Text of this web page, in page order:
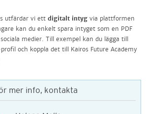
utfärdar vi ett digitalt intyg via plattformen
kan du enkelt spara intyget som en PDF
medier. Till exempel kan du lägga till
och koppla det till Kairos Future Academy
mer info, kontakta